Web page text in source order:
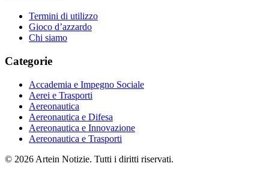
Termini di utilizzo
Gioco d’azzardo
Chi siamo
Categorie
Accademia e Impegno Sociale
Aerei e Trasporti
Aereonautica
Aereonautica e Difesa
Aereonautica e Innovazione
Aereonautica e Trasporti
© 2026 Artein Notizie. Tutti i diritti riservati.